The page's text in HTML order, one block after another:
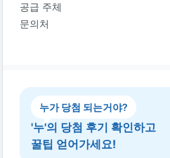
공급 주체
문의처
누가 당첨 되는거야?
'누'의 당첨 후기 확인하고
꿀팁 얻어가세요!